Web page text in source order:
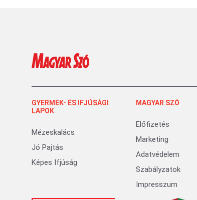
GYERMEK- ÉS IFJÚSÁGI
LAPOK
Mézeskalács
Jó Pajtás
Képes Ifjúság
MAGYAR SZÓ
Előfizetés
Marketing
Adatvédelem
Szabályzatok
Impresszum